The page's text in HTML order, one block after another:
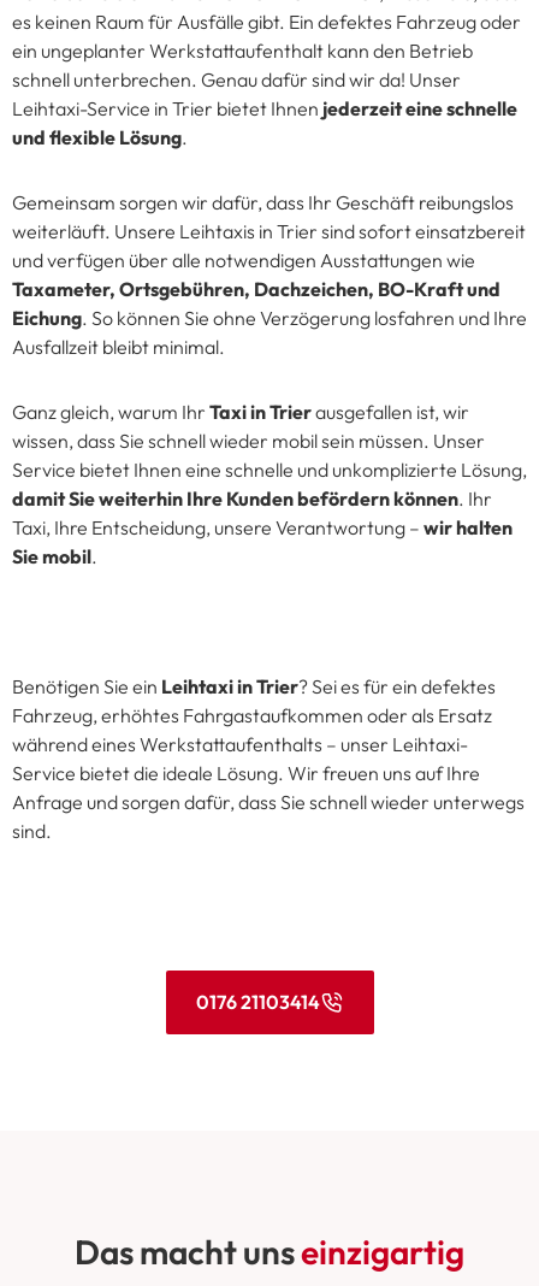
es keinen Raum für Ausfälle gibt. Ein defektes Fahrzeug oder
ein ungeplanter Werkstattaufenthalt kann den Betrieb
schnell unterbrechen. Genau dafür sind wir da! Unser
Leihtaxi-Service in Trier bietet Ihnen jederzeit eine schnelle
und flexible Lösung.
Gemeinsam sorgen wir dafür, dass Ihr Geschäft reibungslos
weiterläuft. Unsere Leihtaxis in Trier sind sofort einsatzbereit
und verfügen über alle notwendigen Ausstattungen wie
Taxameter, Ortsgebühren, Dachzeichen, BO-Kraft und
Eichung. So können Sie ohne Verzögerung losfahren und Ihre
Ausfallzeit bleibt minimal.
Ganz gleich, warum Ihr Taxi in Trierausgefallen ist, wir
wissen, dass Sie schnell wieder mobil sein müssen. Unser
Service bietet Ihnen eine schnelle und unkomplizierte Lösung,
damit Sie weiterhin Ihre Kunden befördern können. Ihr
Taxi, Ihre Entscheidung, unsere Verantwortung – wir halten
Sie mobil.
Benötigen Sie ein Leihtaxi in Trier? Sei es für ein defektes
Fahrzeug, erhöhtes Fahrgastaufkommen oder als Ersatz
während eines Werkstattaufenthalts – unser Leihtaxi-
Service bietet die ideale Lösung. Wir freuen uns auf Ihre
Anfrage und sorgen dafür, dass Sie schnell wieder unterwegs
sind.
0176 21103414
Das macht unseinzigartig